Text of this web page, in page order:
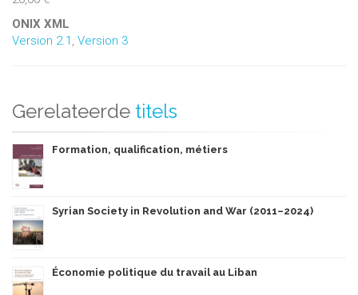
ONIX XML
Version 2.1 , Version 3
Gerelateerde titels
Formation, qualification, métiers
Syrian Society in Revolution and War (2011–2024)
Économie politique du travail au Liban